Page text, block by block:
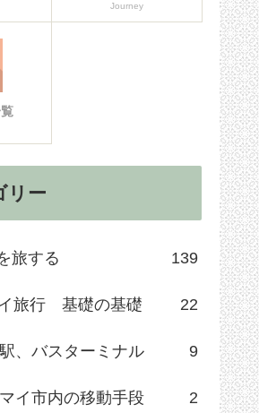
Journey
リー
旅する 139
旅行 基礎の基礎 22
、バスターミナル 9
イ市内の移動手段 2